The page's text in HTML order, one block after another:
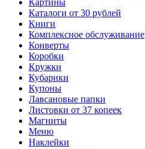
Картины
Каталоги от 30 рублей
Книги
Комплексное обслуживание
Конверты
Коробки
Кружки
Кубарики
Купоны
Лавсановые папки
Листовки от 37 копеек
Магниты
Меню
Наклейки